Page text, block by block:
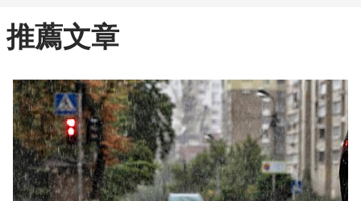
推薦文章